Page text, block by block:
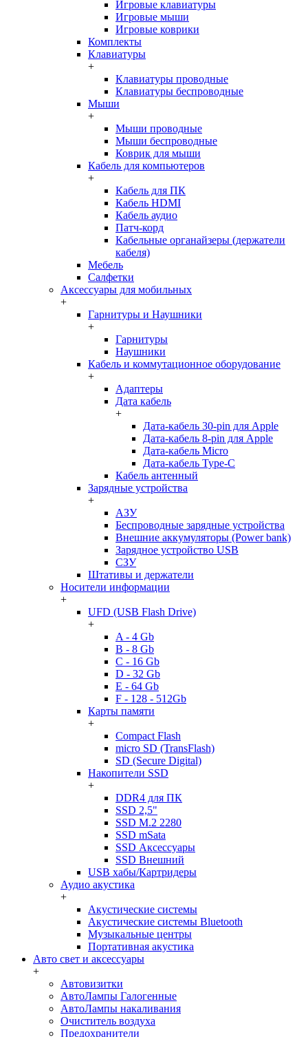
Игровые клавиатуры
Игровые мыши
Игровые коврики
Комплекты
Клавиатуры
+
Клавиатуры проводные
Клавиатуры беспроводные
Мыши
+
Мыши проводные
Мыши беспроводные
Коврик для мыши
Кабель для компьютеров
+
Кабель для ПК
Кабель HDMI
Кабель аудио
Патч-корд
Кабельные органайзеры (держатели
кабеля)
Мебель
Салфетки
Аксессуары для мобильных
+
Гарнитуры и Наушники
+
Гарнитуры
Наушники
Кабель и коммутационное оборудование
+
Адаптеры
Дата кабель
+
Дата-кабель 30-pin для Apple
Дата-кабель 8-pin для Apple
Дата-кабель Micro
Дата-кабель Type-C
Кабель антенный
Зарядные устройства
+
АЗУ
Беспроводные зарядные устройства
Внешние аккумуляторы (Power bank)
Зарядное устройство USB
СЗУ
Штативы и держатели
Носители информации
+
UFD (USB Flash Drive)
+
A - 4 Gb
B - 8 Gb
C - 16 Gb
D - 32 Gb
E - 64 Gb
F - 128 - 512Gb
Карты памяти
+
Compact Flash
micro SD (TransFlash)
SD (Secure Digital)
Накопители SSD
+
DDR4 для ПК
SSD 2,5"
SSD M.2 2280
SSD mSata
SSD Аксессуары
SSD Внешний
USB хабы/Картридеры
Аудио акустика
+
Акустические системы
Акустические системы Bluetooth
Музыкальные центры
Портативная акустика
Авто свет и аксессуары
+
Автовизитки
АвтоЛампы Галогенные
АвтоЛампы накаливания
Очиститель воздуха
Предохранители